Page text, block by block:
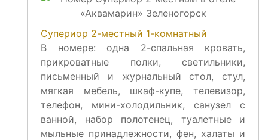
Супериор 2-местный 1-комнатный
В номере: одна 2-спальная кровать,
прикроватные полки, светильники,
письменный и журнальный стол, стул,
мягкая мебель, шкаф-купе, телевизор,
телефон, мини-холодильник, санузел с
ванной, набор полотенец, туалетные и
мыльные принадлежности, фен, халаты и